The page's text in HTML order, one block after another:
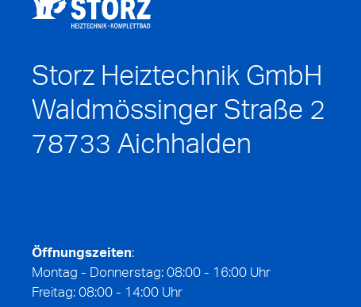
Storz Heiztechnik GmbH
Waldmössinger Straße 2
78733 Aichhalden
Öffnungszeiten:
Montag - Donnerstag: 08:00 - 16:00 Uhr
Freitag: 08:00 - 14:00 Uhr